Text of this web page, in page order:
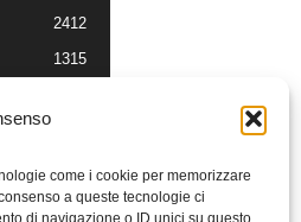
come i cookie per memorizzare
a queste tecnologie ci
di navigazione o ID unici su questo
2412
1315